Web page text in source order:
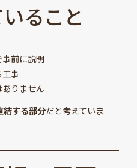
ること
前に説明
事
りません
結する部分だと考えていま